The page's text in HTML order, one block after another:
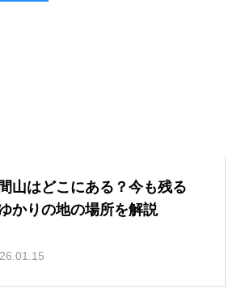
山はどこにある？今も残る
かりの地の場所を解説